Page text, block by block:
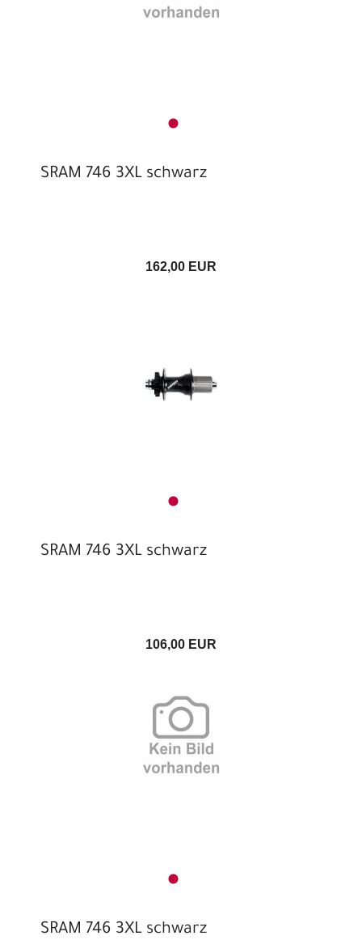
SRAM 746 3XL schwarz
162,00 EUR
SRAM 746 3XL schwarz
106,00 EUR
SRAM 746 3XL schwarz